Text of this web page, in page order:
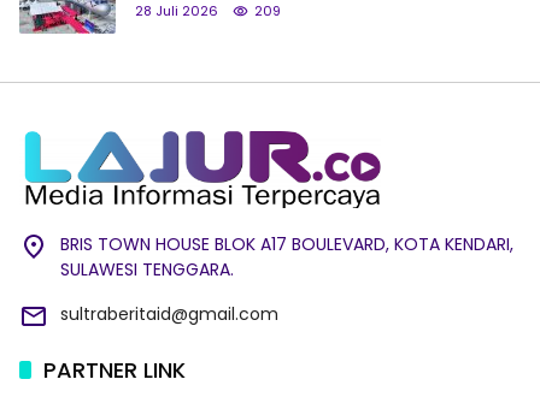
28 Juli 2026 209
BRIS TOWN HOUSE BLOK A17 BOULEVARD, KOTA KENDARI,
SULAWESI TENGGARA.
sultraberitaid@gmail.com
PARTNER LINK